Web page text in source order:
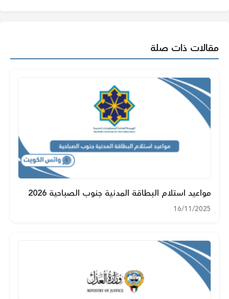
مقالات ذات صلة
مواعيد استلام البطاقة المدنية جنوب الصباحية 2026
16/11/2025